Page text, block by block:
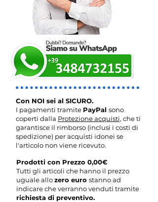
Con NOI sei al SICURO.
I pagamenti tramite PayPal sono
coperti dalla Protezione acquisti, che ti
garantisce il rimborso (inclusi i costi di
spedizione) per acquisti idonei se
l'articolo non viene ricevuto.
Prodotti con Prezzo 0,00€
Tutti gli articoli che hanno il prezzo
uguale allozero euro stanno ad
indicare che verranno venduti tramite
richiesta di preventivo.